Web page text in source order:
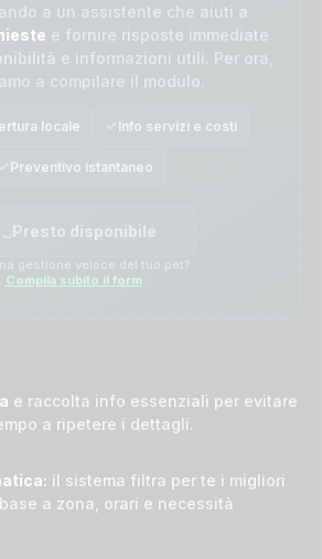
a un assistente che aiuti a
e fornire risposte immediate
e informazioni utili. Per ora,
a compilare il modulo.
locale Info servizi e costi
Preventivo istantaneo
Presto disponibile
gestione veloce del tuo pet?
Compila subito il form
e raccolta info essenziali per evitare
a ripetere i dettagli.
il sistema filtra per te i migliori
a zona, orari e necessità